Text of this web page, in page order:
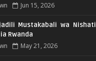
Jun 15, 2026
Mustakabali wa Nishati
Rwanda
May 21, 2026